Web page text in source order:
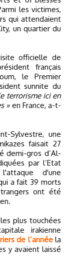
les victimes,
qui attendaient
un quartier du
officielle de
français
le Premier
sunnite du
terrorisme ici en
»en France, a-t-
Sylvestre, une
faisait 27
demi-gros d’Al-
par l’Etat
d'une
a fait 39 morts
ont été
plus touchées
irakienne
de l’annéela
y avaient laissé